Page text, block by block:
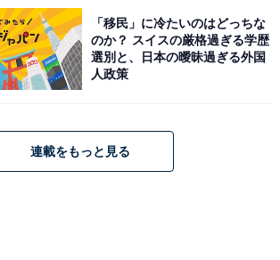
り入浴料金改定。支払いは現金の
「移民」に冷たいのはどっちな
のか？ スイスの厳格過ぎる学歴
選別と、日本の曖昧過ぎる外国
人政策
連載をもっと見る